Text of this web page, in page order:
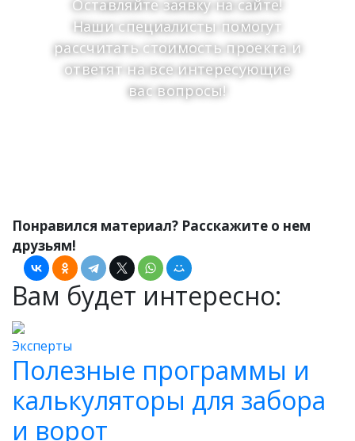
Оставляйте заявку на сайте!
Наши специалисты помогут
рассчитать стоимость проекта и
ответят на все интересующие
вас вопросы!
Понравился материал? Расскажите о нем
друзьям!
Вам будет интересно:
Эксперты
Полезные программы и
калькуляторы для забора
и ворот